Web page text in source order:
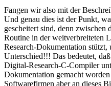
Fangen wir also mit der
Und genau dies ist der Punkt,
gescheitert sind, denn zwischen
Routine in der weitverbreiteten
Research-Dokumentation stützt,
Unterschied!!! Das bedeutet,
Digital-Research-C-Compiler
Dokumentation gemacht
Softwarefirmen aber an dieses